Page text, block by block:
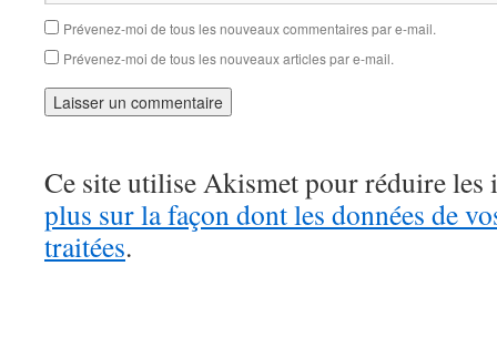
Prévenez-moi de tous les nouveaux commentaires par e-mail.
Prévenez-moi de tous les nouveaux articles par e-mail.
Ce site utilise Akismet pour réduire les
plus sur la façon dont les données de
traitées.